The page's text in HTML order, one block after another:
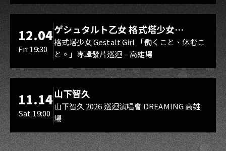
LIVE WAREHOUSE 小庫
12.04
Fri 19:30
ゲシュタルト乙女 格式塔少女
Gestalt Girl
格式塔少女 Gestalt Girl 「働くこと、休むこ
と。」專輯發片巡迴 – 高雄場
11.14
Sat 19:00
山下智久
山下智久 2026 巡迴演唱會 DREAMING 高雄
場